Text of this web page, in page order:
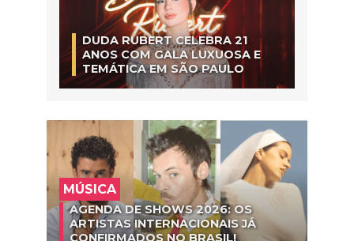
DUDA RUBERT CELEBRA 21
ANOS COM GALA LUXUOSA E
TEMÁTICA EM SÃO PAULO
MÚSICA
AGENDA DE SHOWS 2026: OS
ARTISTAS INTERNACIONAIS JÁ
CONFIRMADOS NO BRASIL!